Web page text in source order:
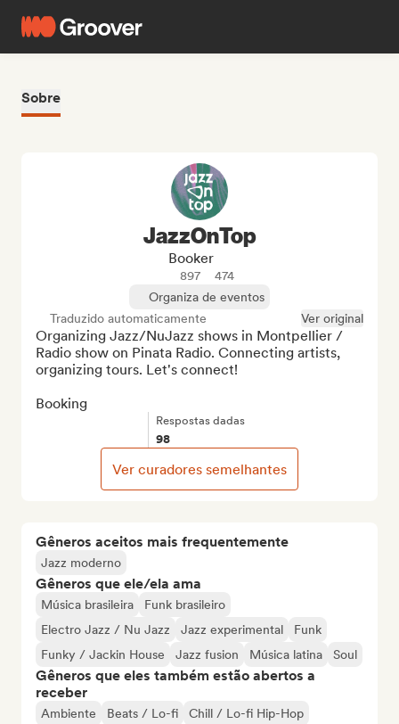
Sobre
Gêneros aceitos mais frequentemente
Jazz moderno
Gêneros que ele/ela ama
Música brasileira
Funk brasileiro
Electro Jazz / Nu Jazz
Jazz experimental
Funk
Funky / Jackin House
Jazz fusion Música latina Soul
Gêneros que eles também estão abertos a
receber
Ambiente Beats / Lo-fi
Chill / Lo-fi Hip-Hop
JazzOnTop
Booker
897
474
Organiza de eventos
Traduzido automaticamente
Ver original
Organizing Jazz/NuJazz shows in Montpellier /
Radio show on Pinata Radio. Connecting artists,
organizing tours. Let's connect!
Booking
Respostas dadas
98
Ver curadores semelhantes